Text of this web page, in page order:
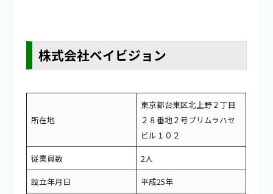
株式会社ベイビジョン
所在地
東京都台東区北上野２丁目
２８番地２号プリムラハセ
ビル１０２
従業員数
2人
設立年月日
平成25年